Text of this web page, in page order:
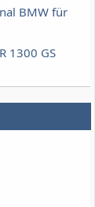
BMW für
1300 GS